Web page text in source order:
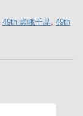
49th 嵯峨千晶, 49th